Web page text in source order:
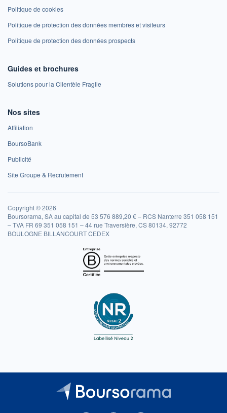
Politique de cookies
Politique de protection des données membres et visiteurs
Politique de protection des données prospects
Guides et brochures
Solutions pour la Clientèle Fragile
Nos sites
Affiliation
BoursoBank
Publicité
Site Groupe & Recrutement
Copyright © 2026
Boursorama, SA au capital de 53 576 889,20 € – RCS Nanterre 351 058 151
– TVA FR 69 351 058 151 – 44 rue Traversière, CS 80134, 92772
BOULOGNE BILLANCOURT CEDEX